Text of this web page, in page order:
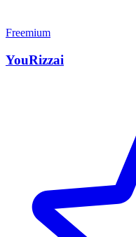
Freemium
YouRizzai